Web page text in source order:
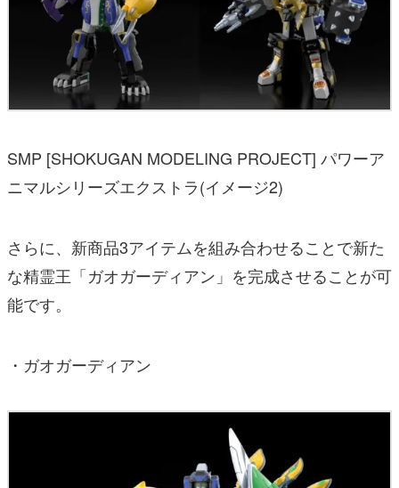
SMP [SHOKUGAN MODELING PROJECT] パワーア
さらに、新商品3アイテムを組み合わせることで新た
能です。
・ガオガーディアン